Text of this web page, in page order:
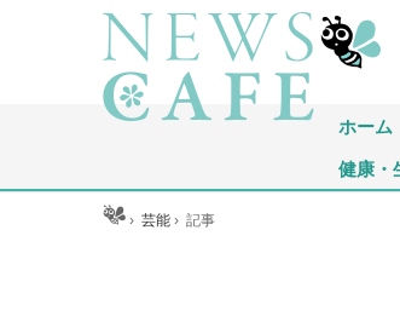
ホーム
健康・
ホーム ›芸能 ›記事